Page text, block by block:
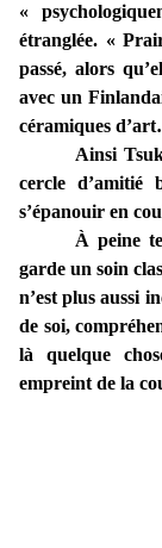
«
étranglée. «
passé, alors
avec un
céramiques
Ainsi
cercle d’amitié
s’épanouir en
À peine
garde un soin
n’est plus aussi
de soi,
là quelque
empreint de la